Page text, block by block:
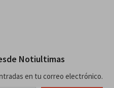
Notiultimas
en tu correo electrónico.